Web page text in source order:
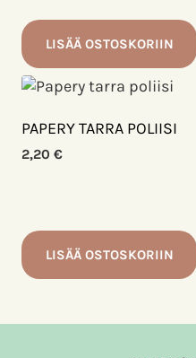
LISÄÄ OSTOSKORIIN
PAPERY TARRA POLIISI
2,20 €
LISÄÄ OSTOSKORIIN